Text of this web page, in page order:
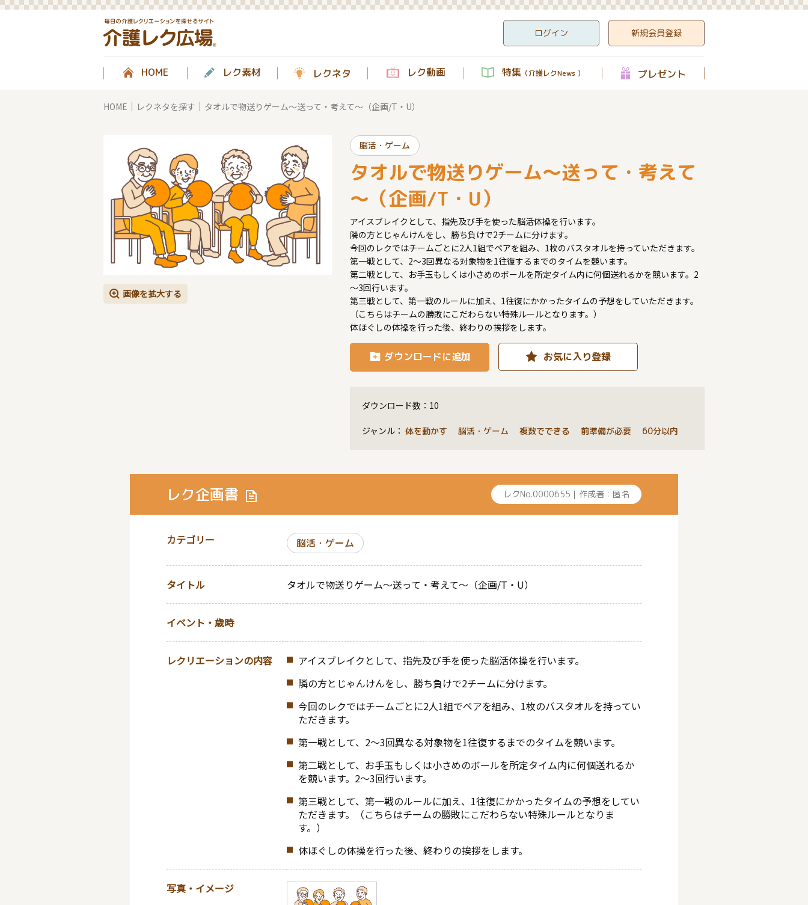
ログイン 新規会員登録
HOME レク素材 レクネタ レク動画 特集 （介護レクNews ） プレゼント
HOME レクネタを探す タオルで物送りゲーム～送って・考えて～（企画/T・U）
画像を拡大する
脳活・ゲーム
タオルで物送りゲーム～送って・考えて
～（企画/T・U）
アイスブレイクとして、指先及び手を使った脳活体操を行います。
隣の方とじゃんけんをし、勝ち負けで2チームに分けます。
今回のレクではチームごとに2人1組でペアを組み、1枚のバスタオルを持っていただきます。
第一戦として、2～3回異なる対象物を1往復するまでのタイムを競います。
第二戦として、お手玉もしくは小さめのボールを所定タイム内に何個送れるかを競います。2
～3回行います。
第三戦として、第一戦のルールに加え、1往復にかかったタイムの予想をしていただきます。
（こちらはチームの勝敗にこだわらない特殊ルールとなります。）
体ほぐしの体操を行った後、終わりの挨拶をします。
ダウンロードに追加 お気に入り登録
ダウンロード数： 10
ジャンル： 体を動かす 脳活・ゲーム 複数でできる 前準備が必要 60分以内
レク企画書 レクNo.0000655｜作成者：匿名
カテゴリー 脳活・ゲーム
タイトル タオルで物送りゲーム～送って・考えて～（企画/T・U）
イベント・歳時
レクリエーションの内容
アイスブレイクとして、指先及び手を使った脳活体操を行います。
隣の方とじゃんけんをし、勝ち負けで2チームに分けます。
今回のレクではチームごとに2人1組でペアを組み、1枚のバスタオルを持ってい
ただきます。
第一戦として、2～3回異なる対象物を1往復するまでのタイムを競います。
第二戦として、お手玉もしくは小さめのボールを所定タイム内に何個送れるか
を競います。2～3回行います。
第三戦として、第一戦のルールに加え、1往復にかかったタイムの予想をしてい
ただきます。（こちらはチームの勝敗にこだわらない特殊ルールとなりま
す。）
体ほぐしの体操を行った後、終わりの挨拶をします。
写真・イメージ